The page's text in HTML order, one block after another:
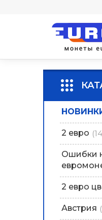
2 евро
Ошибки
2 евро
Австрия